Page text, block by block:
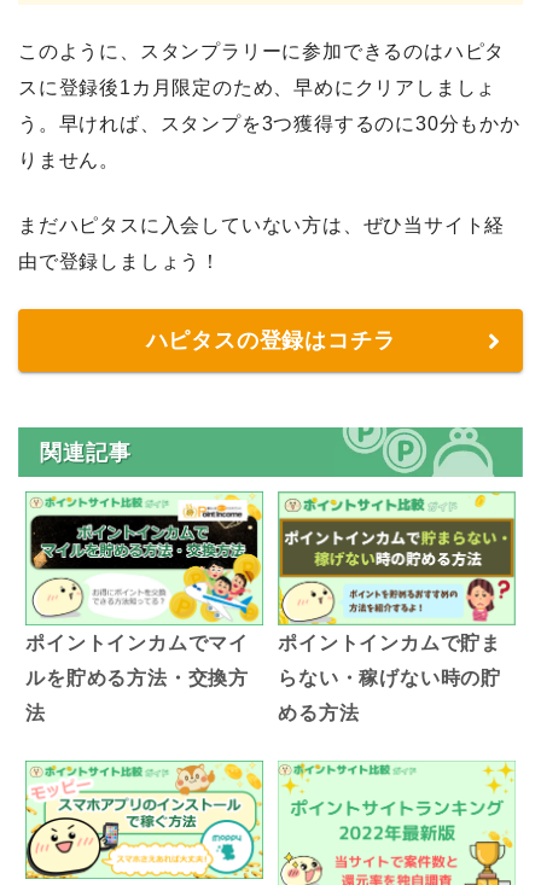
このように、スタンプラリーに参加できるのはハピタ
スに登録後1カ月限定のため、早めにクリアしましょ
う。早ければ、スタンプを3つ獲得するのに30分もかか
りません。
まだハピタスに入会していない方は、ぜひ当サイト経
由で登録しましょう！
ハピタスの登録はコチラ
関連記事
ポイントインカムでマイ
ルを貯める方法・交換方
法
ポイントインカムで貯ま
らない・稼げない時の貯
める方法